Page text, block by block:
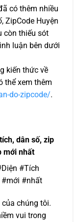
có thêm nhiều
ZipCode Huyện
còn thiếu sót
luận bên dưới
kiến thức về
thể xem thêm
do-zipcode/.
dân số, zip
mới nhất
#Tích
#mới #nhất
chúng tôi.
vui trong